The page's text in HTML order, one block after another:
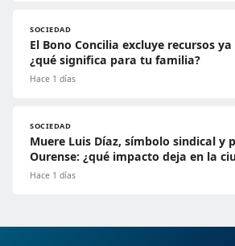
SOCIEDAD
El Bono Concilia excluye recursos
¿qué significa para tu familia?
Hace 1 días
SOCIEDAD
Muere Luis Díaz, símbolo sindical y
Ourense: ¿qué impacto deja en la
Hace 1 días